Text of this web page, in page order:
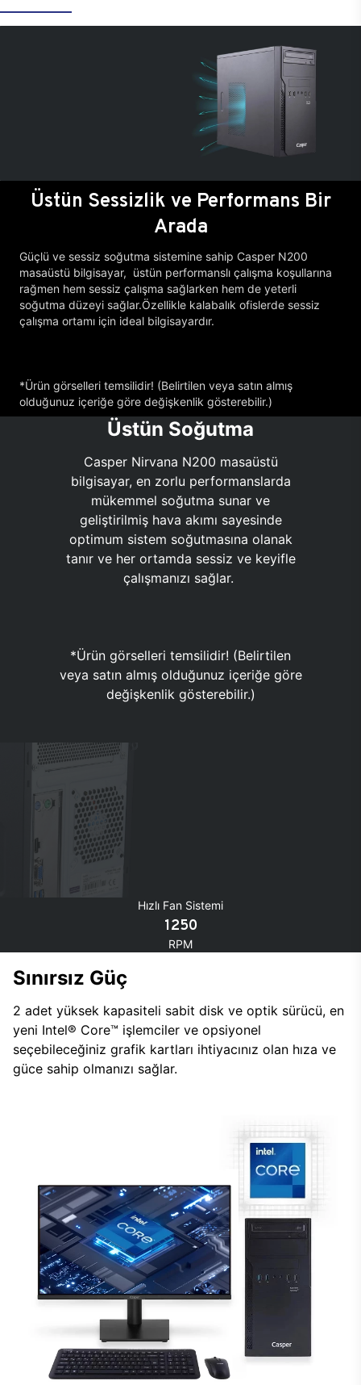
Üstün Sessizlik ve Performans Bir
Arada
Güçlü ve sessiz soğutma sistemine sahip Casper N200
masaüstü bilgisayar, üstün performanslı çalışma koşullarına
rağmen hem sessiz çalışma sağlarken hem de yeterli
soğutma düzeyi sağlar.Özellikle kalabalık ofislerde sessiz
çalışma ortamı için ideal bilgisayardır.
*Ürün görselleri temsilidir! (Belirtilen veya satın almış
olduğunuz içeriğe göre değişkenlik gösterebilir.)
Üstün Soğutma
Casper Nirvana N200 masaüstü
bilgisayar, en zorlu performanslarda
mükemmel soğutma sunar ve
geliştirilmiş hava akımı sayesinde
optimum sistem soğutmasına olanak
tanır ve her ortamda sessiz ve keyifle
çalışmanızı sağlar.
*Ürün görselleri temsilidir! (Belirtilen
veya satın almış olduğunuz içeriğe göre
değişkenlik gösterebilir.)
Hızlı Fan Sistemi
1250
RPM
Sınırsız Güç
2 adet yüksek kapasiteli sabit disk ve optik sürücü, en
yeni Intel® Core™ işlemciler ve opsiyonel
seçebileceğiniz grafik kartları ihtiyacınız olan hıza ve
güce sahip olmanızı sağlar.